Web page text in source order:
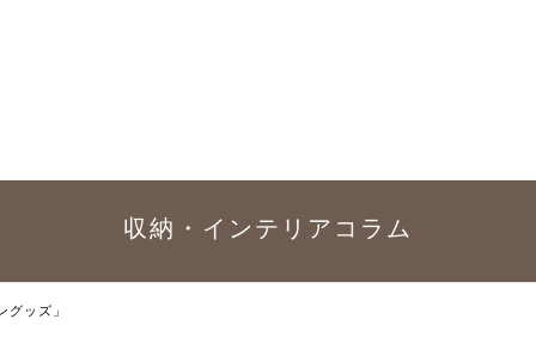
収納・インテリア コラム
グッズ」